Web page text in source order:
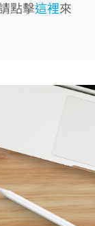
點擊這裡來